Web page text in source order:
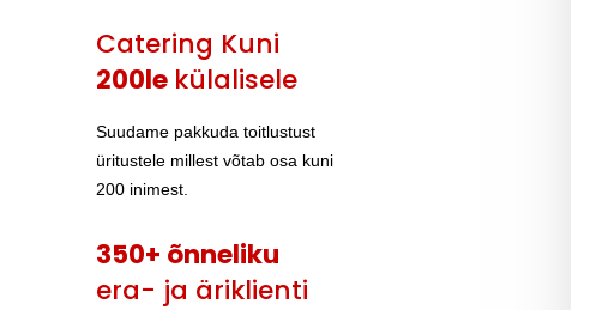
Catering Kuni
200le külalisele
Suudame pakkuda toitlustust
üritustele millest võtab osa kuni
200 inimest.
350+ õnneliku
era- ja äriklienti